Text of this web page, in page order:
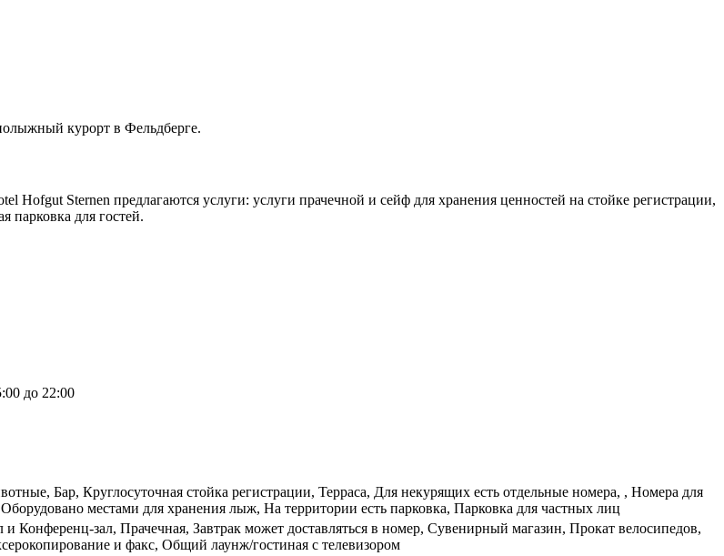
курорт в Фельдберге.
Hofgut Sternen предлагаются услуги: услуги прачечной и сейф для хранения ценностей на стойке регистрации,
парковка для гостей.
до 22:00
Бар, Круглосуточная стойка регистрации, Терраса, Для некурящих есть отдельные номера, , Номера для
местами для хранения лыж, На территории есть парковка, Парковка для частных лиц
Конференц-зал, Прачечная, Завтрак может доставляться в номер, Сувенирный магазин, Прокат велосипедов,
и факс, Общий лаунж/гостиная с телевизором